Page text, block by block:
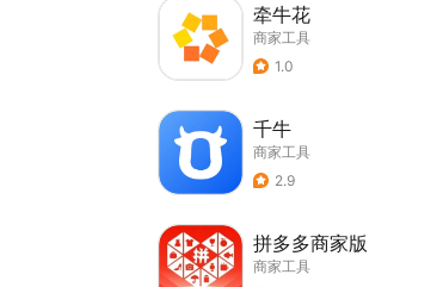
牵牛花
商家工具
1.0
千牛
商家工具
2.9
拼多多商家版
商家工具